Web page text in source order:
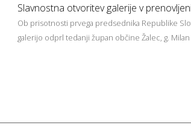
Slavnostna otvoritev galerije v
Ob prisotnosti prvega predsednika Republike
galerijo odprl tedanji župan občine Žalec, g.